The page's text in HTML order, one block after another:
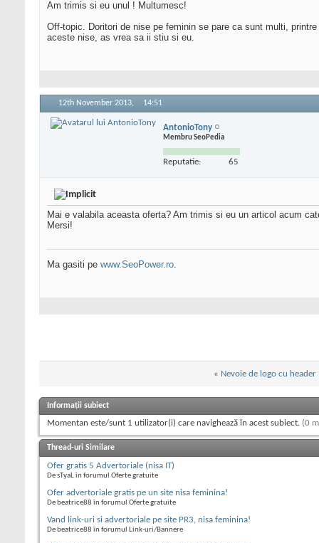
Am trimis si eu unul ! Multumesc!
Off-topic. Doritori de nise pe feminin se pare ca sunt multi,
aceste nise, as vrea sa ii stiu si eu.
12th November 2013, 14:51
AntonioTony
Membru SeoPedia
Reputatie: 65
Mai e valabila aceasta oferta? Am trimis si eu un articol acum
Mersi!
Ma gasiti pe www.SeoPower.ro.
« Nevoie de logo cu header
Informații subiect
Momentan este/sunt 1 utilizator(i) care navighează în acest subiect. (0
Thread-uri Similare
Ofer gratis 5 Advertoriale (nisa IT)
De sTyaL în forumul Oferte gratuite
Ofer advertoriale gratis pe un site nisa feminina!
De beatrice88 în forumul Oferte gratuite
Vand link-uri si advertoriale pe site PR3, nisa feminina!
De beatrice88 în forumul Link-uri/Bannere